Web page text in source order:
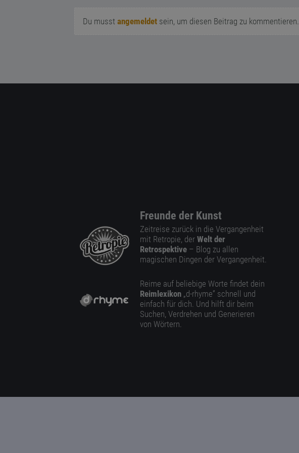
Du musst angemeldet sein, um diesen Beitrag zu kommentieren.
Freunde der Kunst
Zeitreise zurück in die Vergangenheit
mit Retropie, der Welt der
Retrospektive – Blog zu allen
magischen Dingen der Vergangenheit.
Reime auf beliebige Worte findet dein
Reimlexikon „d-rhyme” schnell und
einfach für dich. Und hilft dir beim
Suchen, Verdrehen und Generieren
von Wörtern.